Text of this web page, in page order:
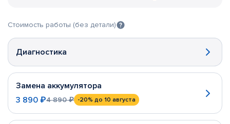
Стоимость работы (без детали)
Диагностика
Замена аккумулятора
3 890 ₽4 890 ₽ -20% до 10 августа